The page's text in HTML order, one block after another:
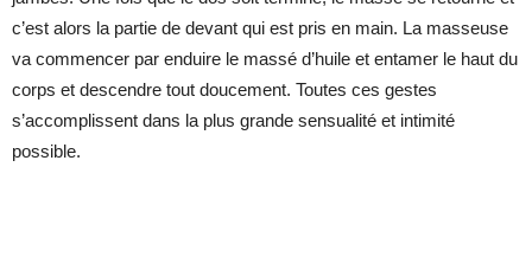
c’est alors la partie de devant qui est pris en main. La masseuse
va commencer par enduire le massé d’huile et entamer le haut du
corps et descendre tout doucement. Toutes ces gestes
s’accomplissent dans la plus grande sensualité et intimité
possible.